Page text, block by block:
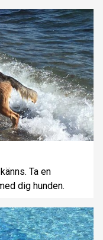
Ta en
dig hunden.